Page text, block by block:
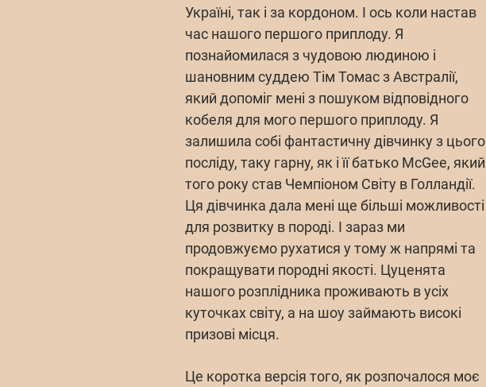
Україні, так і за кордоном. І ось коли настав
час нашого першого приплоду. Я
познайомилася з чудовою людиною і
шановним суддею Тім Томас з Австралії,
який допоміг мені з пошуком відповідного
кобеля для мого першого приплоду. Я
залишила собі фантастичну дівчинку з цього
посліду, таку гарну, як і її батько McGee, який
того року став Чемпіоном Світу в Голландії.
Ця дівчинка дала мені ще більші можливості
для розвитку в породі. І зараз ми
продовжуємо рухатися у тому ж напрямі та
покращувати породні якості. Цуценята
нашого розплідника проживають в усіх
куточках світу, а на шоу займають високі
призові місця.
Це коротка версія того, як розпочалося моє